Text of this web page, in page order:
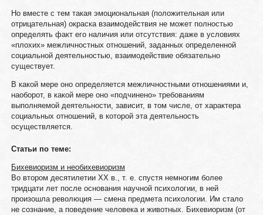
Но вместе с тем такая эмоциональная (положительная или
отрицательная) окраска взаимодействия не может полностью
определять факт его наличия или отсутствия: даже в условиях
«плохих» межличностных отношений, заданных определенной
социальной деятельностью, взаимодействие обязательно
существует.
В какой мере оно определяется межличностными отношениями и,
наоборот, в какой мере оно «подчинено» требованиям
выполняемой деятельности, зависит, в том числе, от характера
социальных отношений, в которой эта деятельность
осуществляется.
Статьи по теме:
Бихевиоризм и необихевиоризм
Во втором десятилетии XX в., т. е. спустя немногим более
тридцати лет после основания научной психологии, в ней
произошла революция — смена предмета психологии. Им стало
не сознание, а поведение человека и животных. Бихевиоризм (от